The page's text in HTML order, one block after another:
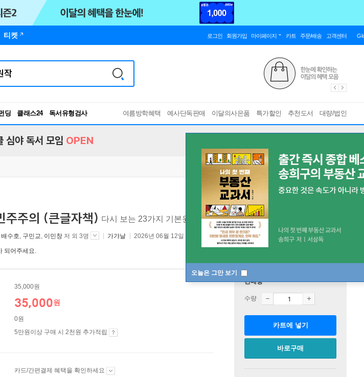
티켓 로그인 회원가입 마이페이지 카트 주문/배송 고객센터
딩 클래스24
독서유형검사
RBTI Lab
여름방학혜택 예사단독판매 이달의사은품 특가할인 추천도서 대량/법인
오늘은 그만 보기
심야 독서 모임 OPEN
주주의 (큰글자책) 다시 보는 23가지 기본원리
배수호, 구민교, 이민창 저 외 3명 가갸날 2026년 06월 12일
되어주세요.
35,000원
35,000원
0원
5만원이상 구매 시 2천원 추가적립
카드/간편결제 혜택을 확인하세요
판매중
수량
카트에 넣기
바로구매